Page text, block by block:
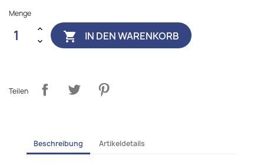
Menge
 IN DEN WARENKORB
Teilen
Beschreibung Artikeldetails